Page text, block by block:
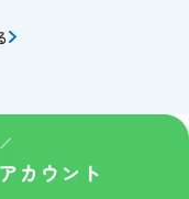
情報は、適切な管理
失、破壊、改竄、漏
の委託先にもこれを